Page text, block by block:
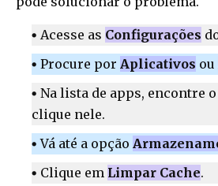
Acesse as Configurações
Procure por Aplicativos ou
Na lista de apps, encontre o
clique nele.
Vá até a opção
Clique em Limpar Cache.